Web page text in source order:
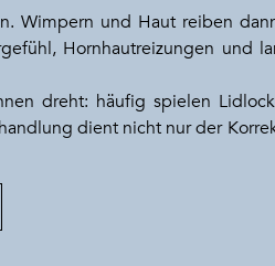
Wimpern und Haut reiben
Hornhautreizungen und
dreht: häufig spielen
dient nicht nur der